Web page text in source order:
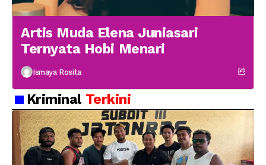
Artis Muda Elena Juniasari
Ternyata Hobi Menari
Ismaya Rosita
Kriminal Terkini